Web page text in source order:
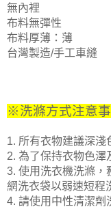
無內裡
布料無彈性
布料厚薄：薄
台灣製造/手工車縫
※洗滌方式注意
1. 所有衣物建議深淺
2. 為了保持衣物色澤
3. 使用洗衣機洗滌，
網洗衣袋以弱速短程
4. 請使用中性清潔劑